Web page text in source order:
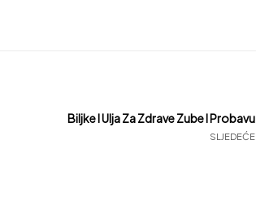
SLJEDEĆE
Biljke I Ulja Za Zdrave Zube I Probavu